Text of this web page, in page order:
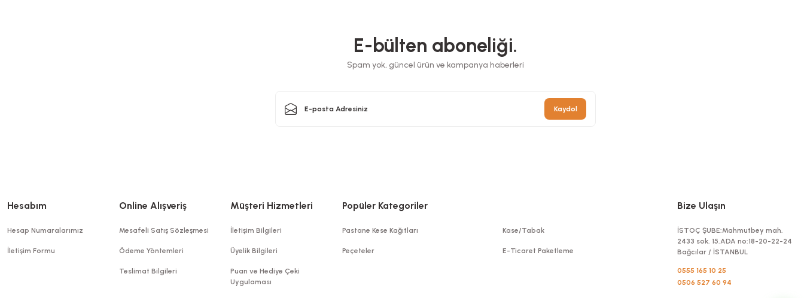
Sepete Ekle
Pasta Altı Gold Mukavva Karton 8x28 Cm 100 Adetli
Çatal Kalıtelı Büyük Lüks Siyah 100 Adetli
+ KDV
E-bülten aboneliği.
Spam yok, güncel ürün ve kampanya haberleri
Kaydol
Hesabım
Hesap Numaralarımız
İletişim Formu
Online Alışveriş
Mesafeli Satış Sözleşmesi
Ödeme Yöntemleri
Teslimat Bilgileri
Müşteri Hizmetleri
İletişim Bilgileri
Üyelik Bilgileri
Puan ve Hediye Çeki
Uygulaması
Popüler Kategoriler
Pastane Kese Kağıtları Kase/Tabak
Peçeteler E-Ticaret Paketleme
Bize Ulaşın
İSTOÇ ŞUBE:Mahmutbey mah.
2433 sok. 15.ADA no:18-20-22-24
Bağcılar / İSTANBUL
0555 165 10 25
0506 527 60 94